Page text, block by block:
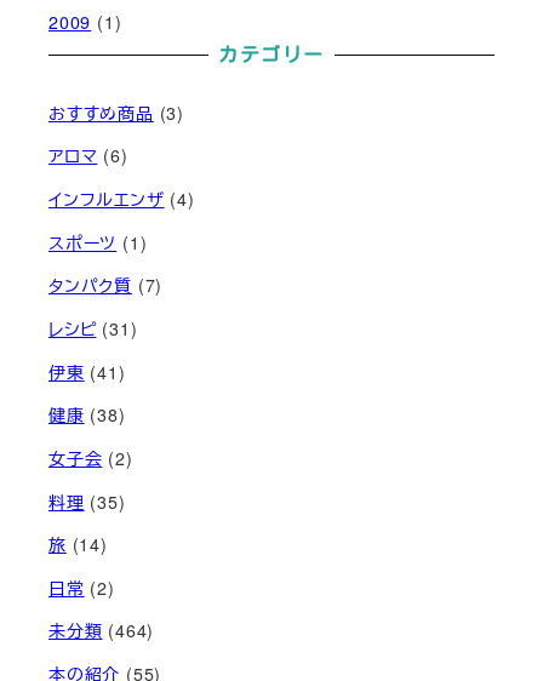
2009 (1)
カテゴリー
おすすめ商品 (3)
アロマ (6)
インフルエンザ (4)
スポーツ (1)
タンパク質 (7)
レシピ(31)
伊東 (41)
健康 (38)
女子会 (2)
料理 (35)
旅 (14)
日常 (2)
未分類 (464)
本の紹介 (55)